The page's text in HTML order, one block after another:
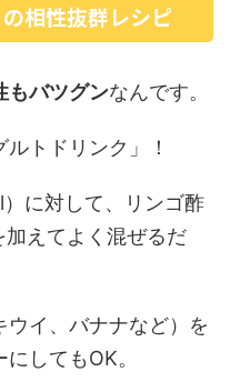
相性抜群レシピ
もバツグンなんです。
トドリンク」！
に対して、リンゴ酢
加えてよく混ぜるだ
ウイ、バナナなど）を
してもOK。